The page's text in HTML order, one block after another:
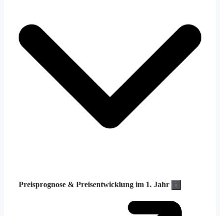
Preisprognose & Preisentwicklung im 1. Jahr i